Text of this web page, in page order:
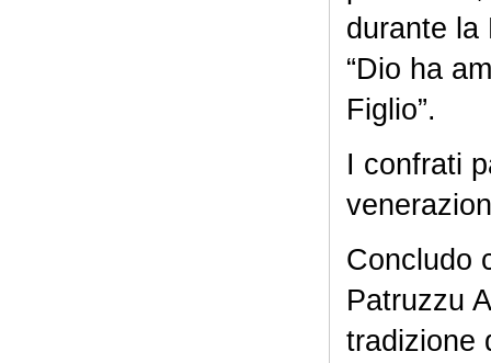
durante la
“Dio ha
Figlio”.
I confrati
Concludo
Patruzzu
tradizione